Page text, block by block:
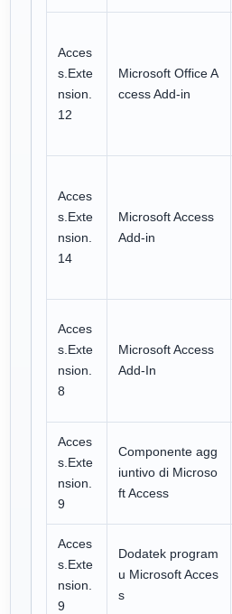
Acces
s.Exte
nsion.
12
Microsoft Office A
ccess Add-in
Acces
s.Exte
nsion.
14
Microsoft Access
Add-in
Acces
s.Exte
nsion.
8
Microsoft Access
Add-In
Acces
s.Exte
nsion.
9
Componente agg
iuntivo di Microso
ft Access
Acces
s.Exte
nsion.
9
Dodatek program
u Microsoft Acces
s